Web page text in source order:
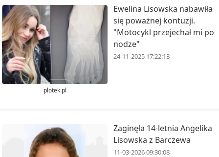
plotek.pl
Ewelina Lisowska nabawiła
się poważnej kontuzji.
"Motocykl przejechał mi po
nodze"
24-11-2025 17:22:13
Zaginęła 14-letnia Angelika
Lisowska z Barczewa
11-03-2026 09:30:08